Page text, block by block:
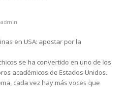
admin
en USA: apostar por la
se ha convertido en uno de los
académicos de Estados Unidos.
cada vez hay más voces que